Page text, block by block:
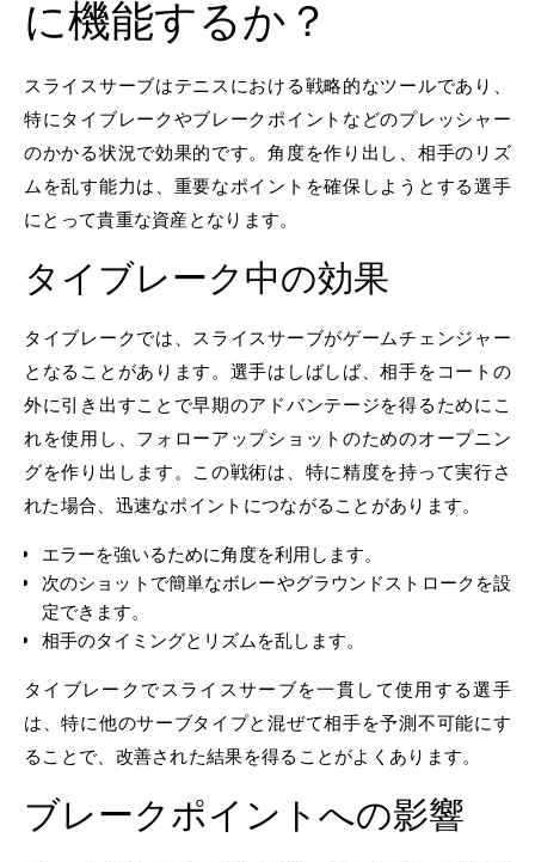
に機能するか？
スライスサーブはテニスにおける戦略的なツールであり、
特にタイブレークやブレークポイントなどのプレッシャー
のかかる状況で効果的です。角度を作り出し、相手のリズ
ムを乱す能力は、重要なポイントを確保しようとする選手
にとって貴重な資産となります。
タイブレーク中の効果
タイブレークでは、スライスサーブがゲームチェンジャー
となることがあります。選手はしばしば、相手をコートの
外に引き出すことで早期のアドバンテージを得るためにこ
れを使用し、フォローアップショットのためのオープニン
グを作り出します。この戦術は、特に精度を持って実行さ
れた場合、迅速なポイントにつながることがあります。
エラーを強いるために角度を利用します。
次のショットで簡単なボレーやグラウンドストロークを設
定できます。
相手のタイミングとリズムを乱します。
タイブレークでスライスサーブを一貫して使用する選手
は、特に他のサーブタイプと混ぜて相手を予測不可能にす
ることで、改善された結果を得ることがよくあります。
ブレークポイントへの影響